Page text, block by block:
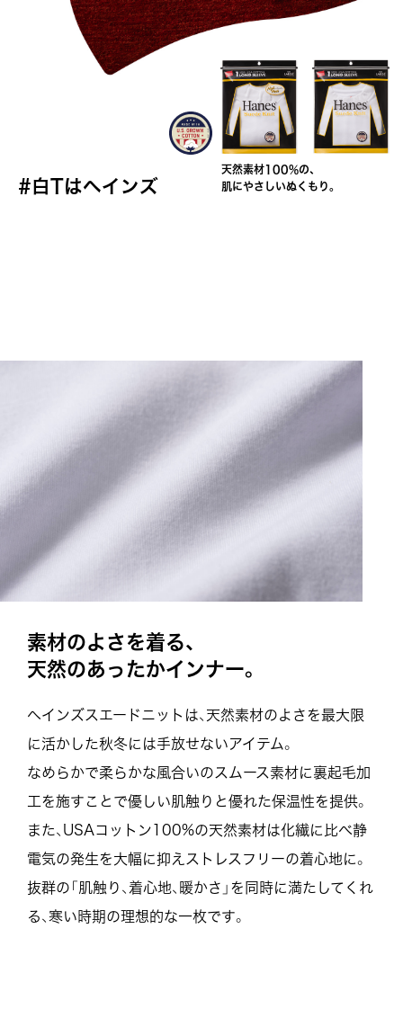
天然素材1 00%の、
肌にやさ しいぬ く も り 。
#白Tはヘイ ン ズ
素材のよさ を着る、
天然のあ っ たかイ ンナー。
ヘインズスエードニットは、天然素材のよさを最大限
に活かした秋冬には手放せないアイテム。
なめらかで柔らかな風合いのスムース素材に裏起毛加
工を施すことで優しい肌触りと優れた保温性を提供。
また、USAコットン100%の天然素材は化繊に比べ静
電気の発生を大幅に抑えストレスフリーの着心地に。
抜群の「肌触り、着心地、暖かさ」を同時に満たしてくれ
る、 寒い時期の理想的な一枚です。